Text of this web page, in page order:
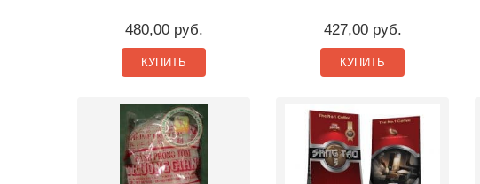
480,00 руб.
КУПИТЬ
427,00 руб.
КУПИТЬ